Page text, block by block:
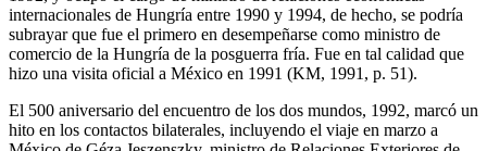
internacionales de Hungría entre 1990 y 1994, de hecho, se podría
subrayar que fue el primero en desempeñarse como ministro de
comercio de la Hungría de la posguerra fría. Fue en tal calidad que
hizo una visita oficial a México en 1991 (KM, 1991, p. 51).
El 500 aniversario del encuentro de los dos mundos, 1992, marcó un
hito en los contactos bilaterales, incluyendo el viaje en marzo a